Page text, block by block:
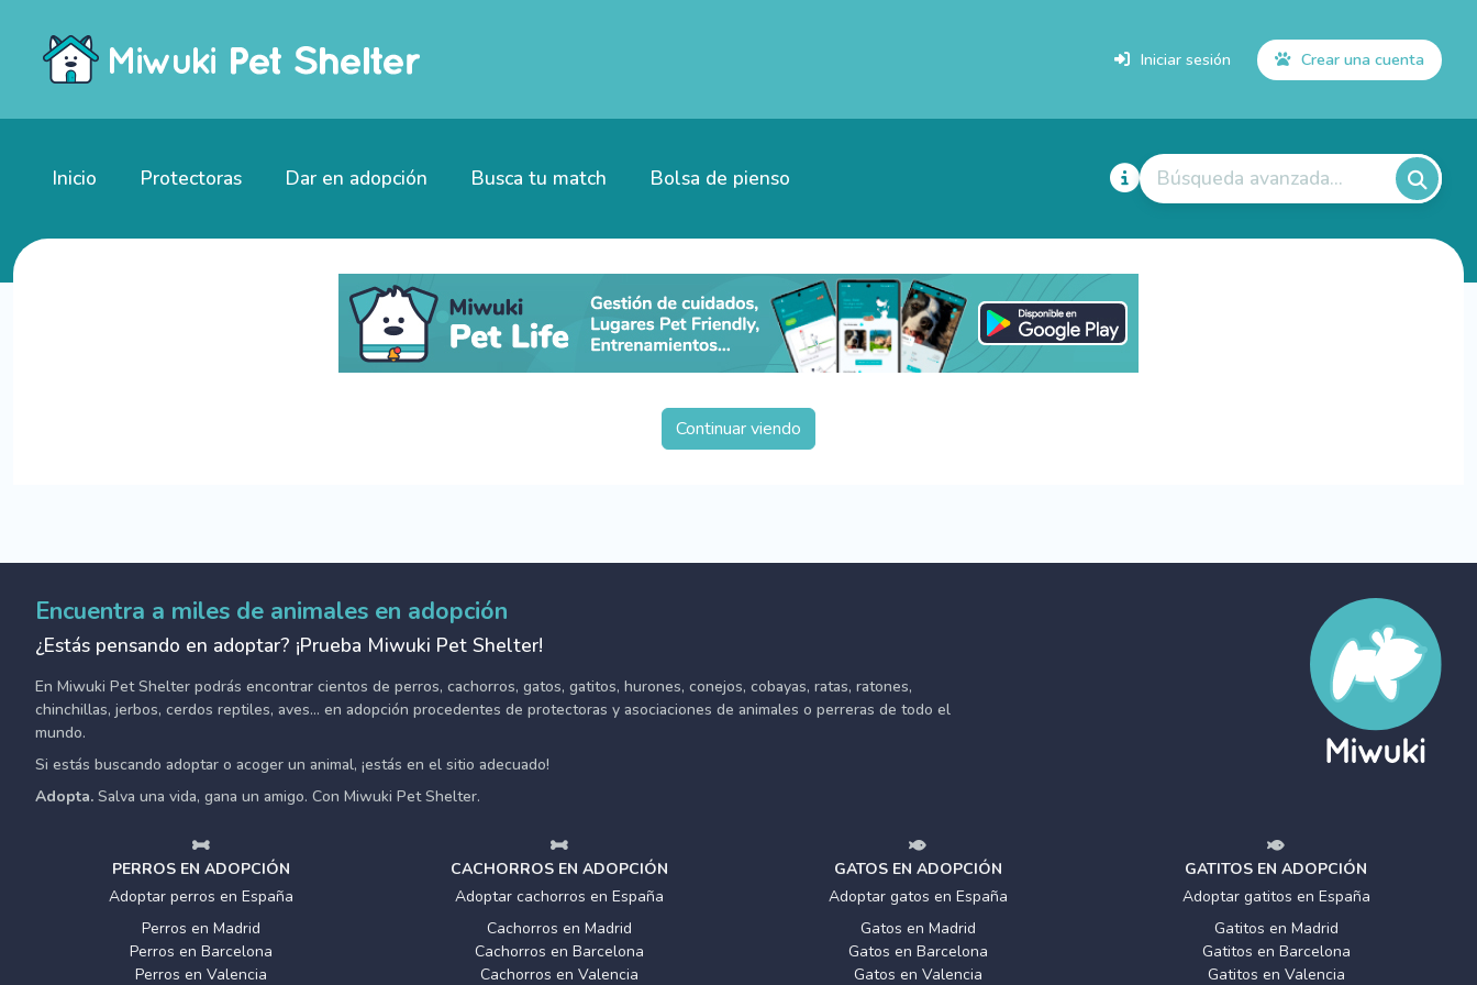
Iniciar sesión Crear una cuenta
Inicio Protectoras Dar en adopción Busca tu match Bolsa de pienso Búsqueda avanzada...
Continuar viendo
Encuentra a miles de animales en adopción
¿Estás pensando en adoptar? ¡Prueba Miwuki Pet Shelter!
En Miwuki Pet Shelter podrás encontrar cientos de perros, cachorros, gatos, gatitos, hurones, conejos, cobayas, ratas, ratones,
chinchillas, jerbos, cerdos reptiles, aves... en adopción procedentes de protectoras y asociaciones de animales o perreras de todo el
mundo.
Si estás buscando adoptar o acoger un animal, ¡estás en el sitio adecuado!
Adopta. Salva una vida, gana un amigo. Con Miwuki Pet Shelter.
PERROS EN ADOPCIÓN
Adoptar perros en España
Perros en Madrid
Perros en Barcelona
Perros en Valencia
CACHORROS EN ADOPCIÓN
Adoptar cachorros en España
Cachorros en Madrid
Cachorros en Barcelona
Cachorros en Valencia
GATOS EN ADOPCIÓN
Adoptar gatos en España
Gatos en Madrid
Gatos en Barcelona
Gatos en Valencia
GATITOS EN ADOPCIÓN
Adoptar gatitos en España
Gatitos en Madrid
Gatitos en Barcelona
Gatitos en Valencia